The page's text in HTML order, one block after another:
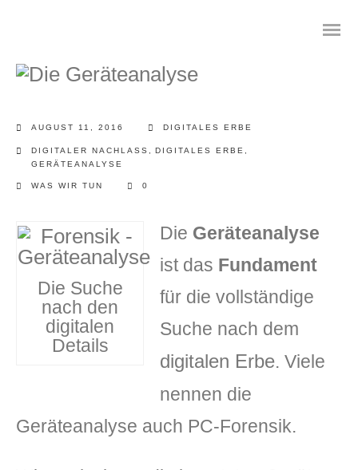
Das digitale Testament
Digitale Vorsorge
Internetsuche
Wie regeln Sie ihren digitalen Nachlass
Digitaler Nachlass
AUGUST 11, 2016 DIGITALES ERBE
DIGITALER NACHLASS DIGITALES ERBE
GERÄTEANALYSE
WAS WIR TUN 0
Die Suche
nach den
digitalen
Details
Die Geräteanalyse
ist das Fundament
für die vollständige
Suche nach dem
digitalen Erbe. Viele
nennen die
Geräteanalyse auch PC-Forensik.